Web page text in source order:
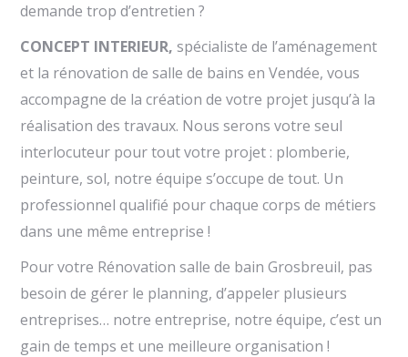
demande trop d’entretien ?
CONCEPT INTERIEUR, spécialiste de l’aménagement
et la rénovation de salle de bains en Vendée, vous
accompagne de la création de votre projet jusqu’à la
réalisation des travaux. Nous serons votre seul
interlocuteur pour tout votre projet : plomberie,
peinture, sol, notre équipe s’occupe de tout. Un
professionnel qualifié pour chaque corps de métiers
dans une même entreprise !
Pour votre Rénovation salle de bain Grosbreuil, pas
besoin de gérer le planning, d’appeler plusieurs
entreprises… notre entreprise, notre équipe, c’est un
gain de temps et une meilleure organisation !